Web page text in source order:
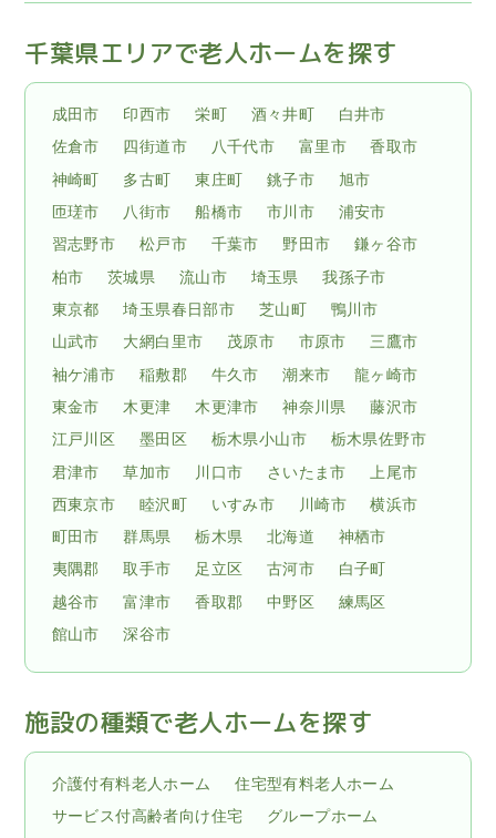
千葉県エリアで老人ホームを探す
成田市 印西市 栄町 酒々井町
白井市
佐倉市
四街道市 八千代市 富里市
香取市
神崎町
多古町 東庄町 銚子市
旭市
匝瑳市
八街市 船橋市 市川市
浦安市
習志野市
松戸市 千葉市 野田市
鎌ヶ谷市
柏市
茨城県 流山市 埼玉県
我孫子市
東京都
埼玉県春日部市 芝山町
鴨川市
山武市
大網白里市 茂原市 市原市
三鷹市
袖ケ浦市
稲敷郡 牛久市 潮来市
龍ヶ崎市
東金市
木更津 木更津市 神奈川県
藤沢市
江戸川区
墨田区 栃木県小山市
栃木県佐野市
君津市
草加市 川口市 さいたま市
上尾市
西東京市
睦沢町 いすみ市 川崎市
横浜市
町田市
群馬県 栃木県 北海道
神栖市
夷隅郡
取手市 足立区 古河市
白子町
越谷市
富津市 香取郡 中野区
練馬区
館山市
深谷市
施設の種類で老人ホームを探す
介護付有料老人ホーム
住宅型有料老人ホーム
サービス付高齢者向け住宅
グループホーム